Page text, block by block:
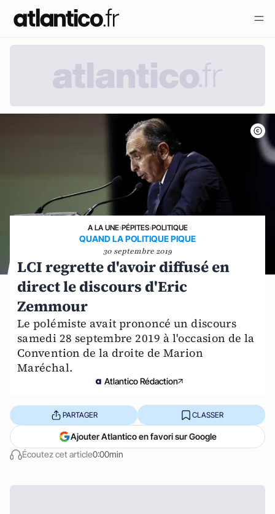
A LA UNE›PÉPITES›POLITIQUE
QUAND LA POLITIQUE PIQUE
30 septembre 2019
LCI regrette d'avoir diffusé en
direct le discours d'Eric
Zemmour
Le polémiste avait prononcé un discours
samedi 28 septembre 2019 à l'occasion de la
Convention de la droite de Marion
Maréchal.
Atlantico Rédaction
Écoutez cet article0:00min
PARTAGER CLASSER
Ajouter Atlantico en favori sur Google